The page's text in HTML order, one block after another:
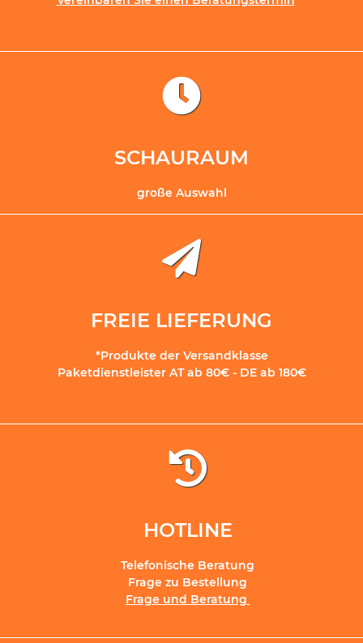
SCHAURAUM
große Auswahl
FREIE LIEFERUNG
*Produkte der Versandklasse
Paketdienstleister AT ab 80€ - DE ab 180€
HOTLINE
Telefonische Beratung
Frage zu Bestellung
Frage und Beratung